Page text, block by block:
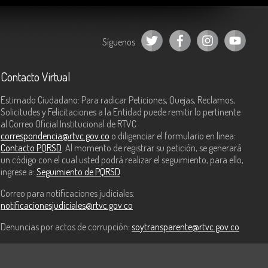
Síguenos
Contacto Virtual
Estimado Ciudadano: Para radicar Peticiones, Quejas, Reclamos,
Solicitudes y Felicitaciones a la Entidad puede remitir lo pertinente
al Correo Oficial Institucional de RTVC
correspondencia@rtvc.gov.co o diligenciar el formulario en línea:
Contacto PQRSD . Al momento de registrar su petición, se generará
un código con el cual usted podrá realizar el seguimiento, para ello,
ingrese a: Seguimiento de PQRSD
Correo para notificaciones judiciales:
notificacionesjudiciales@rtvc.gov.co
Denuncias por actos de corrupción: soytransparente@rtvc.gov.co